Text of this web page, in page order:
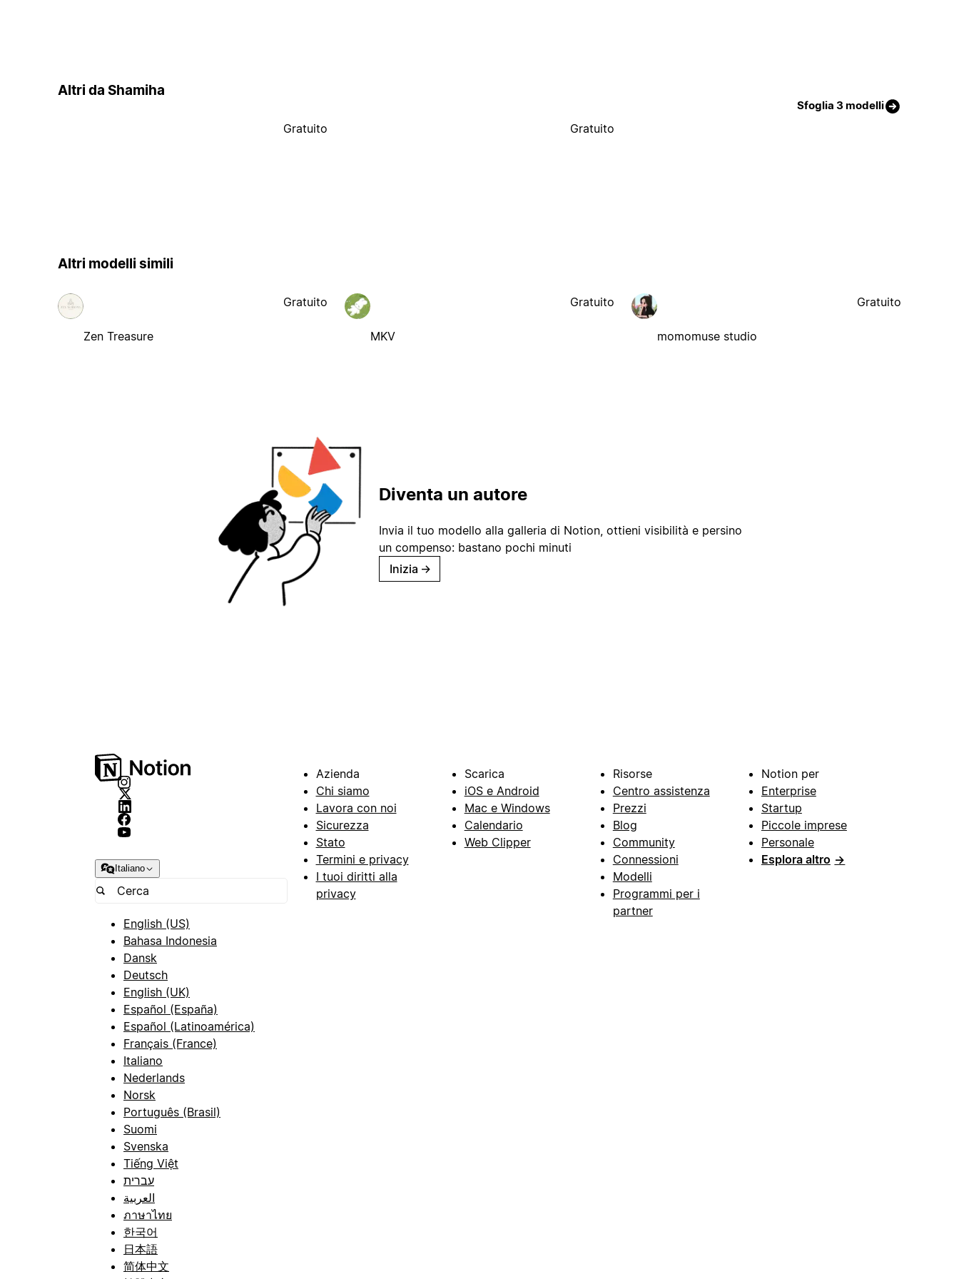
Altri da Shamiha
Sfoglia 3 modelli
Gratuito Gratuito
Altri modelli simili
Zen Treasure
Gratuito
MKV
Gratuito
momomuse studio
Gratuito
Diventa un autore
Invia il tuo modello alla galleria di Notion, ottieni visibilità e persino
un compenso: bastano pochi minuti
Inizia →
Italiano
English (US)
Bahasa Indonesia
Dansk
Deutsch
English (UK)
Español (España)
Español (Latinoamérica)
Français (France)
Italiano
Nederlands
Norsk
Português (Brasil)
Suomi
Svenska
Tiếng Việt
עברית
العربية
ภาษาไทย
한국어
日本語
简体中文
Azienda
Chi siamo
Lavora con noi
Sicurezza
Stato
Termini e privacy
I tuoi diritti alla
privacy
Scarica
iOS e Android
Mac e Windows
Calendario
Web Clipper
Risorse
Centro assistenza
Prezzi
Blog
Community
Connessioni
Modelli
Programmi per i
partner
Notion per
Enterprise
Startup
Piccole imprese
Personale
Esplora altro →